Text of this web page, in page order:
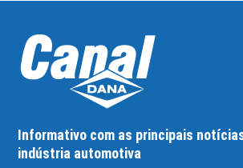
Informativo com as principais
indústria automotiva